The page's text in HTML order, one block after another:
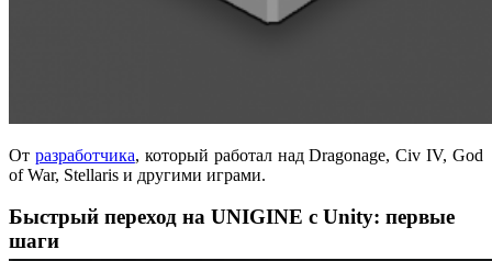
От разработчика, который работал над Dragonage, Civ IV, God
of War, Stellaris и другими играми.
Быстрый переход на UNIGINE с Unity: первые
шаги